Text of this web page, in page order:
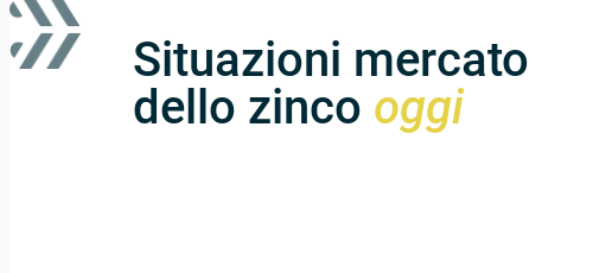
Situazioni mercato
dello zinco oggi